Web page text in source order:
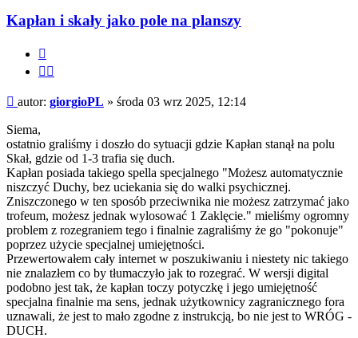
Kapłan i skały jako pole na planszy
Post
autor: giorgioPL » środa 03 wrz 2025, 12:14
Siema,
ostatnio graliśmy i doszło do sytuacji gdzie Kapłan stanął na polu
Skał, gdzie od 1-3 trafia się duch.
Kapłan posiada takiego spella specjalnego "Możesz automatycznie
niszczyć Duchy, bez uciekania się do walki psychicznej.
Zniszczonego w ten sposób przeciwnika nie możesz zatrzymać jako
trofeum, możesz jednak wylosować 1 Zaklęcie." mieliśmy ogromny
problem z rozegraniem tego i finalnie zagraliśmy że go "pokonuje"
poprzez użycie specjalnej umiejętności.
Przewertowałem cały internet w poszukiwaniu i niestety nic takiego
nie znalazłem co by tłumaczyło jak to rozegrać. W wersji digital
podobno jest tak, że kapłan toczy potyczkę i jego umiejętność
specjalna finalnie ma sens, jednak użytkownicy zagranicznego fora
uznawali, że jest to mało zgodne z instrukcją, bo nie jest to WRÓG -
DUCH.